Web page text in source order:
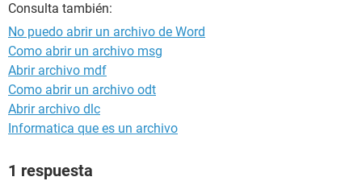
Consulta también:
No puedo abrir un archivo de Word
Como abrir un archivo msg
Abrir archivo mdf
Como abrir un archivo odt
Abrir archivo dlc
Informatica que es un archivo
1 respuesta